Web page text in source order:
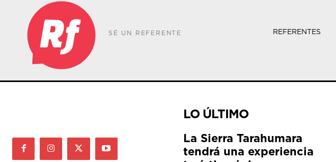
SÉ UN REFERENTE REFERENTES
LO ÚLTIMO
La Sierra Tarahumara
tendrá una experiencia